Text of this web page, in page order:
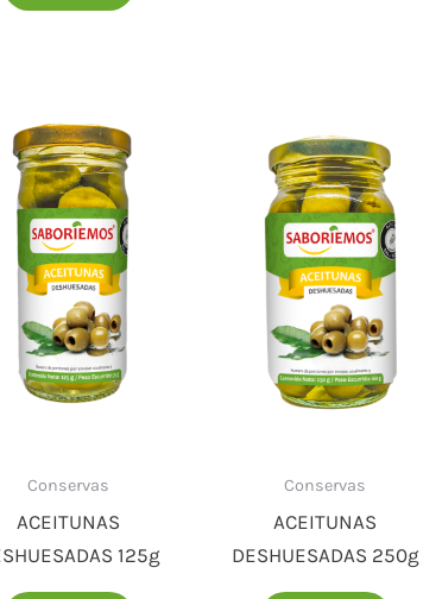
Conservas
ACEITUNAS
125g
Conservas
ACEITUNAS
DESHUESADAS 250g